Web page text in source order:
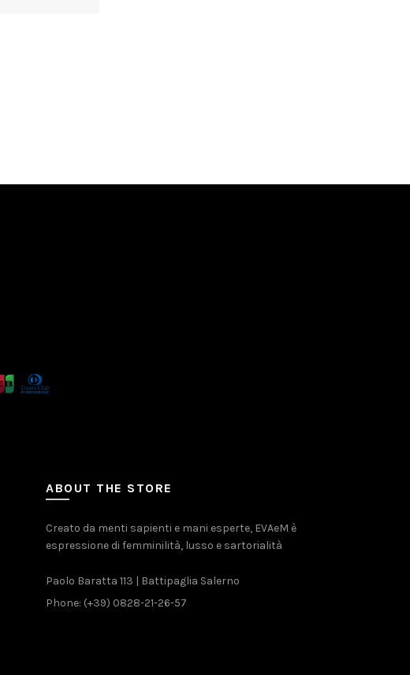
ABOUT THE STORE
Creato da menti sapienti e mani esperte, EVAeM è
espressione di femminilità, lusso e sartorialità
Paolo Baratta 113 | Battipaglia Salerno
Phone: (+39) 0828-21-26-57